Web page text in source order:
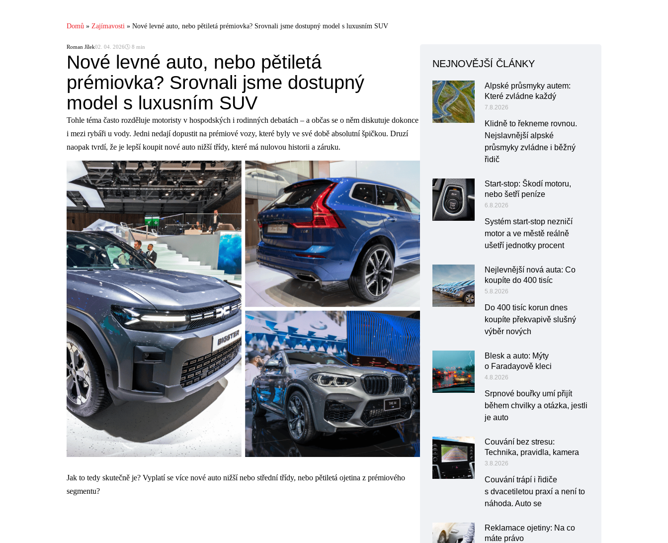
Domů » Zajímavosti » Nové levné auto, nebo pětiletá prémiovka? Srovnali jsme dostupný model s luxusním SUV
Roman Jílek02. 04. 2026🕓 8 min
Nové levné auto, nebo pětiletá
prémiovka? Srovnali jsme dostupný
model s luxusním SUV
Tohle téma často rozděluje motoristy v hospodských i rodinných debatách – a občas se o něm diskutuje dokonce
i mezi rybáři u vody. Jedni nedají dopustit na prémiové vozy, které byly ve své době absolutní špičkou. Druzí
naopak tvrdí, že je lepší koupit nové auto nižší třídy, které má nulovou historii a záruku.
Jak to tedy skutečně je? Vyplatí se více nové auto nižší nebo střední třídy, nebo pětiletá ojetina z prémiového
segmentu?
NEJNOVĚJŠÍ ČLÁNKY
Alpské průsmyky autem:
Které zvládne každý
7.8.2026
Klidně to řekneme rovnou.
Nejslavnější alpské
průsmyky zvládne i běžný
řidič
Start-stop: Škodí motoru,
nebo šetří peníze
6.8.2026
Systém start-stop nezničí
motor a ve městě reálně
ušetří jednotky procent
Nejlevnější nová auta: Co
koupíte do 400 tisíc
5.8.2026
Do 400 tisíc korun dnes
koupíte překvapivě slušný
výběr nových
Blesk a auto: Mýty
o Faradayově kleci
4.8.2026
Srpnové bouřky umí přijít
během chvilky a otázka, jestli
je auto
Couvání bez stresu:
Technika, pravidla, kamera
3.8.2026
Couvání trápí i řidiče
s dvacetiletou praxí a není to
náhoda. Auto se
Reklamace ojetiny: Na co
máte právo